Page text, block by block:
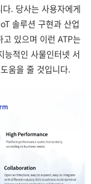
. 당사는 사용자에게
솔루션 구현과 산업
있으며 이런 ATP는
능적인 사물인터넷 서
움을 줄 것입니다.